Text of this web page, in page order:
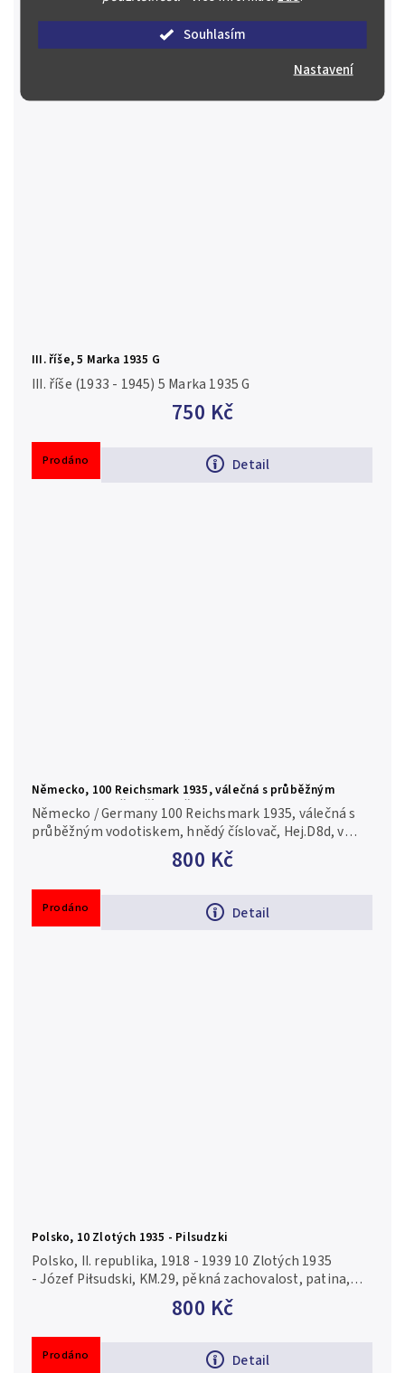
Souhlasím
Nastavení
Detail
III. říše, 5 Marka 1935 G
750 Kč
Detail
III. říše (1933 - 1945) 5 Marka 1935 G
Prodáno
Německo, 100 Reichsmark 1935, válečná s průběžným
vodotiskem, hnědý číslovač, Hej.D8d
800 Kč
Detail
Německo / Germany 100 Reichsmark 1935, válečná s
průběžným vodotiskem, hnědý číslovač, Hej.D8d, v
případě konkrétní série je foto pouze ilustrační 2/VF
Prodáno
Polsko, 10 Zlotých 1935 - Pilsudzki
800 Kč
Detail
Polsko, II. republika, 1918 - 1939 10 Zlotých 1935
- Józef Piłsudski, KM.29, pěkná zachovalost, patina,
zbytky lesku, drobné rysky
Prodáno